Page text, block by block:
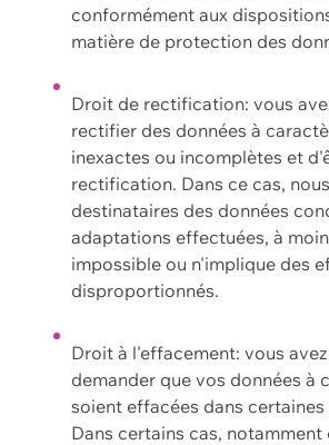
conformément aux
matière de protection des
Droit de rectification: vous
rectifier des données à
inexactes ou incomplètes et
rectification. Dans ce cas,
destinataires des données
adaptations effectuées, à
impossible ou n'implique des
disproportionnés.
Droit à l'effacement: vous
demander que vos données à
soient effacées dans
Dans certains cas,